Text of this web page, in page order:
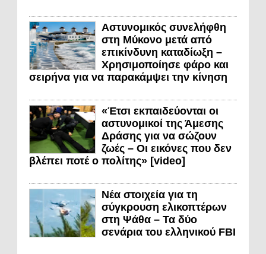
Αστυνομικός συνελήφθη
στη Μύκονο μετά από
επικίνδυνη καταδίωξη –
Χρησιμοποίησε φάρο και
σειρήνα για να παρακάμψει την κίνηση
«Έτσι εκπαιδεύονται οι
αστυνομικοί της Άμεσης
Δράσης για να σώζουν
ζωές – Οι εικόνες που δεν
βλέπει ποτέ ο πολίτης» [video]
Νέα στοιχεία για τη
σύγκρουση ελικοπτέρων
στη Ψάθα – Τα δύο
σενάρια του ελληνικού FBI